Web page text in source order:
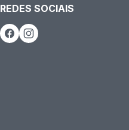
REDES SOCIAIS